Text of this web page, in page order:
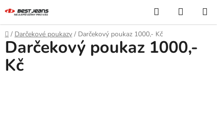
na
obsah
Hľadať
KOŠÍK
Domov
/ Darčekové poukazy / Darčekový poukaz 1000,- Kč
Darčekový poukaz 1000,-
Kč